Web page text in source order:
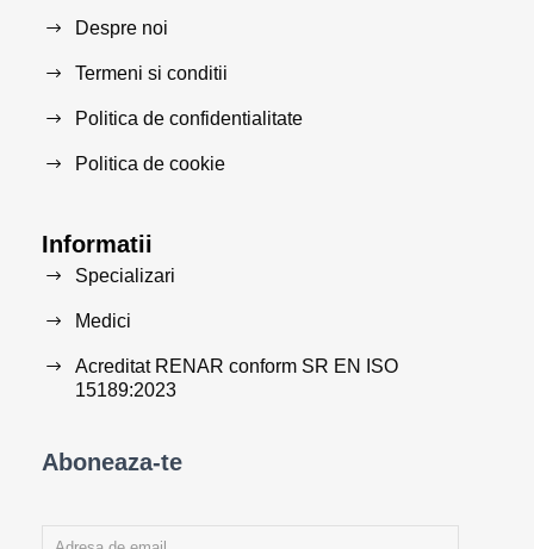
Despre noi
Termeni si conditii
Politica de confidentialitate
Politica de cookie
Informatii
Specializari
Medici
Acreditat RENAR conform SR EN ISO
15189:2023
Aboneaza-te